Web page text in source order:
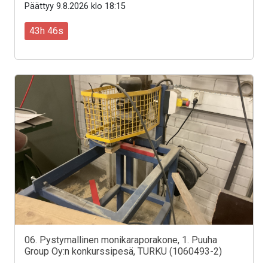
Päättyy 9.8.2026 klo 18:15
43h 44s
06. Pystymallinen monikaraporakone, 1. Puuha
Group Oy:n konkurssipesä, TURKU (1060493-2)